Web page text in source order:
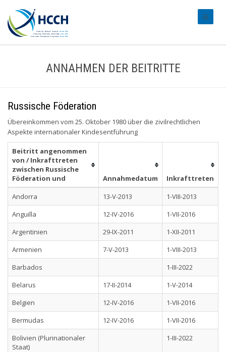
ANNAHMEN DER BEITRITTE
Russische Föderation
Übereinkommen vom 25. Oktober 1980 über die zivilrechtlichen
Aspekte internationaler Kindesentführung
Beitritt angenommen
von / Inkrafttreten
zwischen Russische
Föderation und
Annahmedatum
Inkrafttreten
Andorra
13-V-2013
1-VIII-2013
Anguilla
12-IV-2016
1-VII-2016
Argentinien
29-IX-2011
1-XII-2011
Armenien
7-V-2013
1-VIII-2013
Barbados
1-III-2022
Belarus
17-II-2014
1-V-2014
Belgien
12-IV-2016
1-VII-2016
Bermudas
12-IV-2016
1-VII-2016
Bolivien (Plurinationaler
Staat)
1-III-2022